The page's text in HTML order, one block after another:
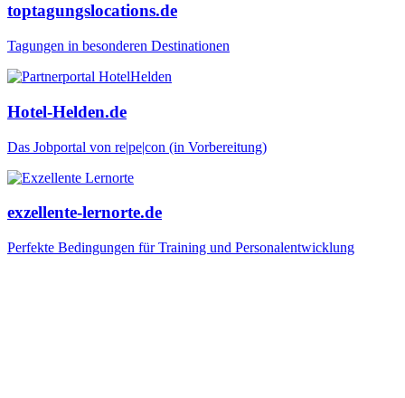
toptagungslocations.de
Tagungen in besonderen Destinationen
Hotel-Helden.de
Das Jobportal von re|pe|con (in Vorbereitung)
exzellente-lernorte.de
Perfekte Bedingungen für Training und Personalentwicklung